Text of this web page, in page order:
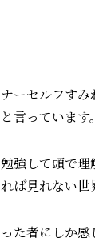
ーセルフす
言っています。
強して頭で
ば見れない世
た者にしか感